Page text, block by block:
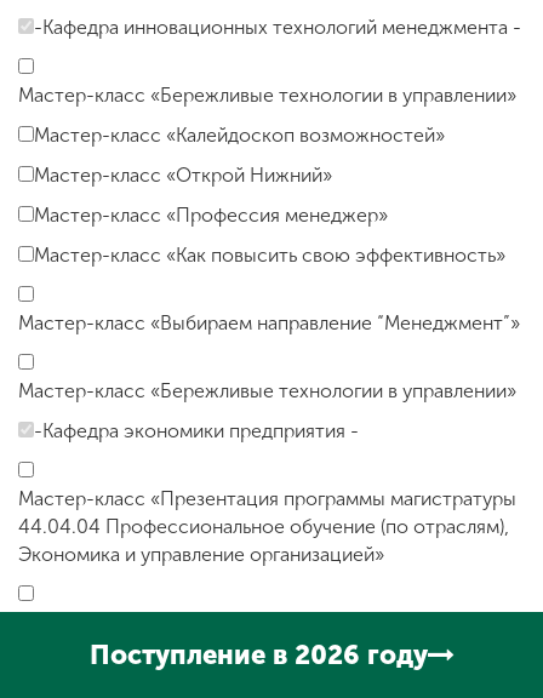
-Кафедра инновационных технологий менеджмента -
Мастер-класс «Бережливые технологии в управлении»
Мастер-класс «Калейдоскоп возможностей»
Мастер-класс «Открой Нижний»
Мастер-класс «Профессия менеджер»
Мастер-класс «Как повысить свою эффективность»
Мастер-класс «Выбираем направление “Менеджмент”»
Мастер-класс «Бережливые технологии в управлении»
-Кафедра экономики предприятия -
Мастер-класс «Презентация программы магистратуры
44.04.04 Профессиональное обучение (по отраслям),
Экономика и управление организацией»
38.03.01 Экономика профиль «Экономика и финансы»,
«Экономика предприятий и организаций»
Поступление в 2026 году